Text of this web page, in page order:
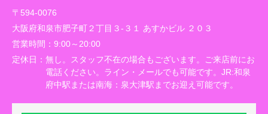
〒594-0076
大阪府和泉市肥子町２丁目３-３１ あすかビル ２０３
営業時間： 9:00～20:00
定休日： 無し。スタッフ不在の場合もございます。ご来店前にお
電話ください。ライン・メールでも可能です。JR:和泉
府中駅または南海：泉大津駅までお迎え可能です。